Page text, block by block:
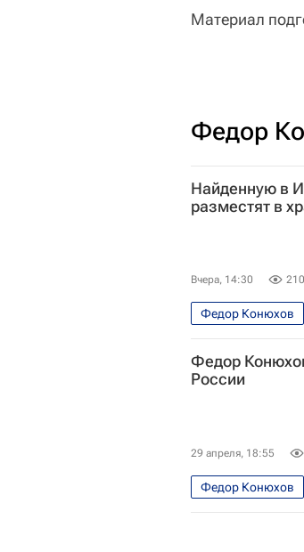
Материал
Федор
Найденную в
разместят в
Вчера, 14:30
Федор Конюхов
Федор
России
29 апреля, 18:55
Федор Конюхов